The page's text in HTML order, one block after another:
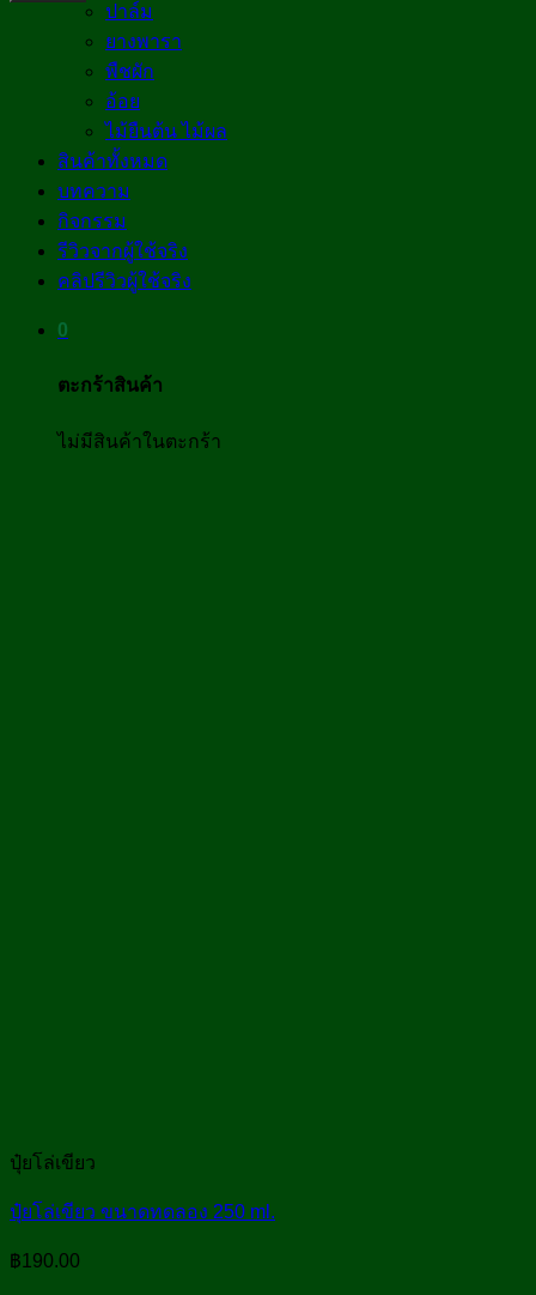
ปาล์ม
ยางพารา
พืชผัก
อ้อย
ไม้ยืนต้น ไม้ผล
สินค้าทั้งหมด
บทความ
กิจกรรม
รีวิวจากผู้ใช้จริง
คลิปรีวิวผู้ใช้จริง
0
ตะกร้าสินค้า
ไม่มีสินค้าในตะกร้า
ปุ๋ยโล่เขียว
ปุ๋ยโล่เขียว ขนาดทดลอง 250 ml.
฿190.00